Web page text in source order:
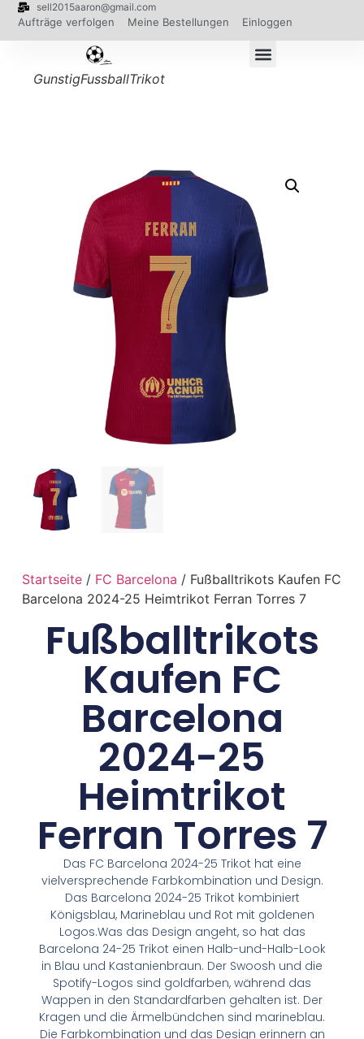
sell2015aaron@gmail.com
Aufträge verfolgen Meine Bestellungen Einloggen
GunstigFussballTrikot
Startseite/ FC Barcelona / Fußballtrikots Kaufen FC
Barcelona 2024-25 Heimtrikot Ferran Torres 7
Fußballtrikots
Kaufen FC
Barcelona
2024-25
Heimtrikot
Ferran Torres 7
Das FC Barcelona 2024-25 Trikot hat eine
vielversprechende Farbkombination und Design.
Das Barcelona 2024-25 Trikot kombiniert
Königsblau, Marineblau und Rot mit goldenen
Logos.Was das Design angeht, so hat das
Barcelona 24-25 Trikot einen Halb-und-Halb-Look
in Blau und Kastanienbraun. Der Swoosh und die
Spotify-Logos sind goldfarben, während das
Wappen in den Standardfarben gehalten ist. Der
Kragen und die Ärmelbündchen sind marineblau.
Die Farbkombination und das Design erinnern an